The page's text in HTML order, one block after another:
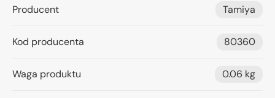
Producent Tamiya
Kod producenta 80360
Waga produktu 0.06 kg